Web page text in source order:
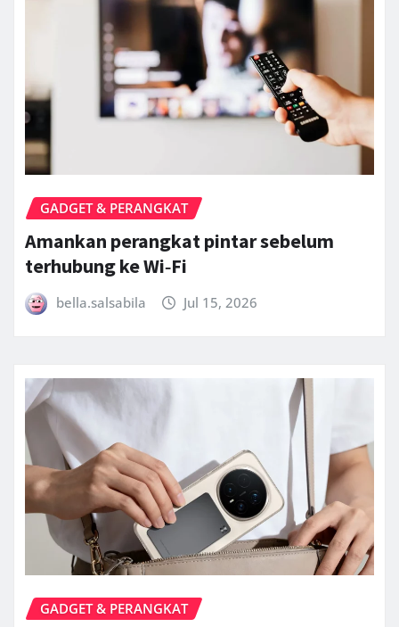
GADGET & PERANGKAT
Amankan perangkat pintar sebelum
terhubung ke Wi‑Fi
bella.salsabila Jul 15, 2026
GADGET & PERANGKAT